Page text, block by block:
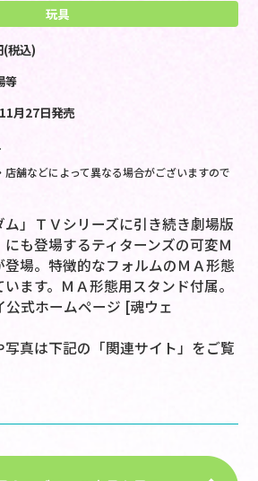
玩具
(税込)
等
月27日発売
舗などによって異なる場合がございますので
ム」ＴＶシリーズに引き続き劇場版
も登場するティターンズの可変Ｍ
登場。特徴的なフォルムのＭＡ形態
ます。ＭＡ形態用スタンド付属。
ホームページ [魂ウェ
真は下記の「関連サイト」をご覧